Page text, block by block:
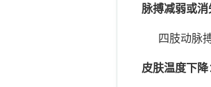
脉搏减弱或消
四肢动脉
皮肤温度下降